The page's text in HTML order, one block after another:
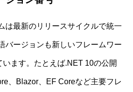
は最新のリリースサイクルで統一
バージョンも新しいフレームワー
います。たとえば.NET 10の公開
、Blazor、EF Coreなど主要フレ